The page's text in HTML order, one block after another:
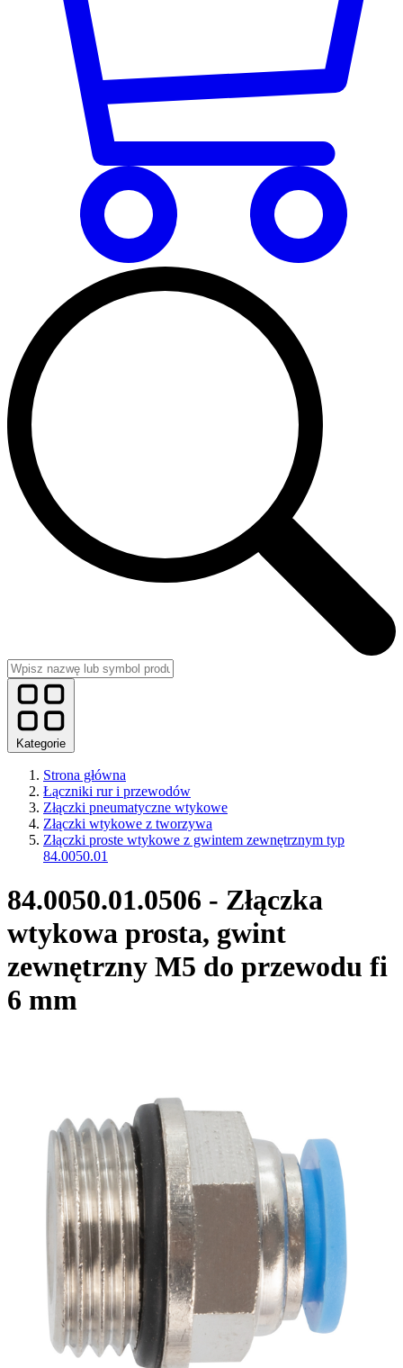
Kategorie
Strona główna
Łączniki rur i przewodów
Złączki pneumatyczne wtykowe
Złączki wtykowe z tworzywa
Złączki proste wtykowe z gwintem zewnętrznym typ
84.0050.01
84.0050.01.0506 - Złączka
wtykowa prosta, gwint
zewnętrzny M5 do przewodu fi
6 mm